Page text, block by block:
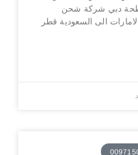
دبي شركة شحن
الى السعودية قطر